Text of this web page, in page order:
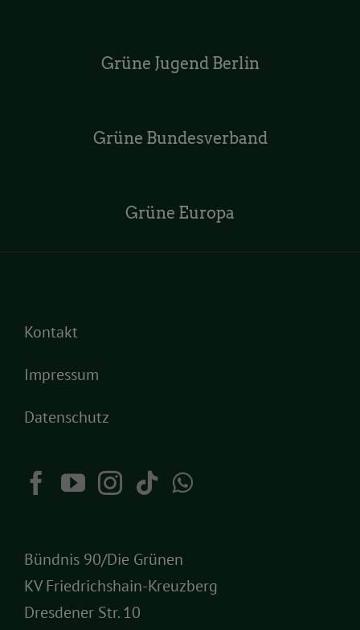
Grüne Jugend Berlin
Grüne Bundesverband
Grüne Europa
Kontakt
Impressum
Datenschutz
Bündnis 90/Die Grünen
KV Friedrichshain-Kreuzberg
Dresdener Str. 10